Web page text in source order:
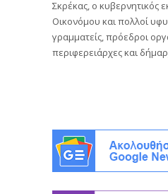
Σκρέκας, ο κυβερνητικός
Οικονόμου και πολλοί
γραμματείς, πρόεδροι
περιφερειάρχες και